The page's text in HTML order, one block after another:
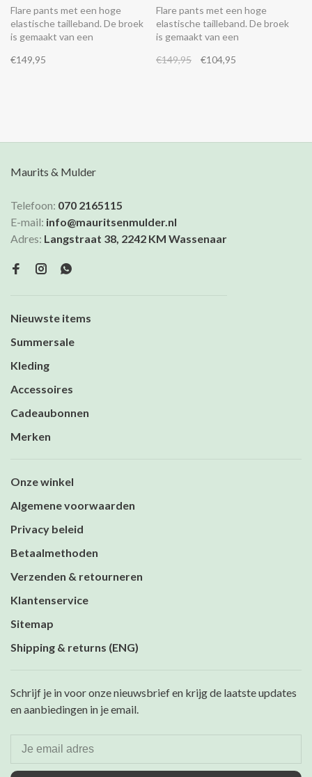
Flare pants met een hoge
elastische tailleband. De broek
is gemaakt van een
een ietwat zware kwaliteit.
€149,95
Flare pants met een hoge
elastische tailleband. De broek
is gemaakt van een
een ietwat zware kwaliteit.
€149,95 €104,95
Maurits & Mulder
Telefoon: 070 2165115
E-mail: info@mauritsenmulder.nl
Adres: Langstraat 38, 2242 KM Wassenaar
Nieuwste items
Summersale
Kleding
Accessoires
Cadeaubonnen
Merken
Onze winkel
Algemene voorwaarden
Privacy beleid
Betaalmethoden
Verzenden & retourneren
Klantenservice
Sitemap
Shipping & returns (ENG)
Schrijf je in voor onze nieuwsbrief en krijg de laatste updates
en aanbiedingen in je email.